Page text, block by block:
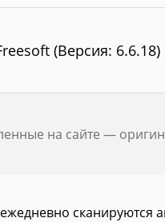
(Версия: 6.6.18)
на сайте —
сканируются